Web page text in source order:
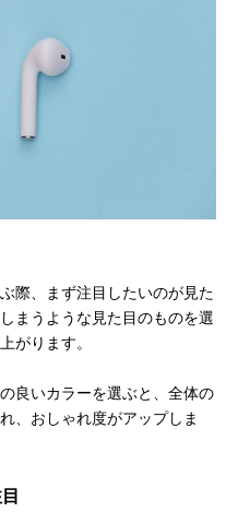
際、まず注目したいのが見た
まうような見た目のものを選
がります。
良いカラーを選ぶと、全体の
、おしゃれ度がアップしま